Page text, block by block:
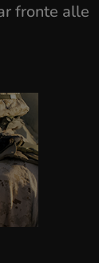
fronte alle